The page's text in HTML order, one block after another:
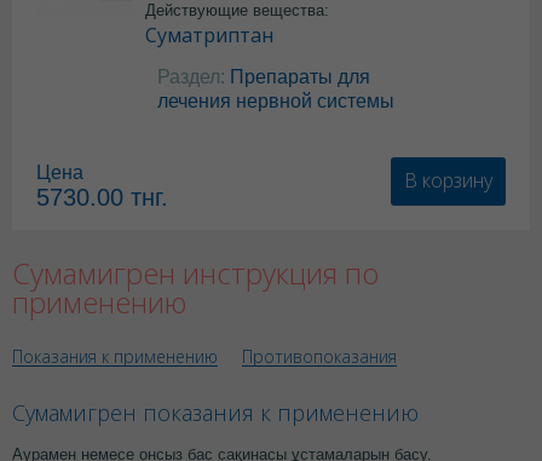
Действующие вещества:
Суматриптан
Раздел: Препараты для
лечения нервной системы
Цена
5730.00 тнг.
В корзину
Сумамигрен инструкция по
применению
Показания к применению Противопоказания
Сумамигрен показания к применению
Аурамен немесе онсыз бас сақинасы ұстамаларын басу.